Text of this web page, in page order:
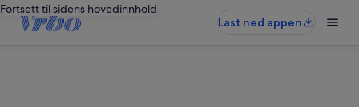
Fortsett til sidens hovedinnhold
Last ned appen